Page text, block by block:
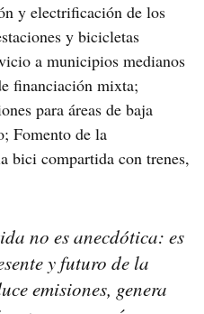
y electrificación de los
y bicicletas
a municipios medianos
financiación mixta;
para áreas de baja
Fomento de la
bici compartida con trenes,
no es anecdótica: es
y futuro de la
emisiones, genera